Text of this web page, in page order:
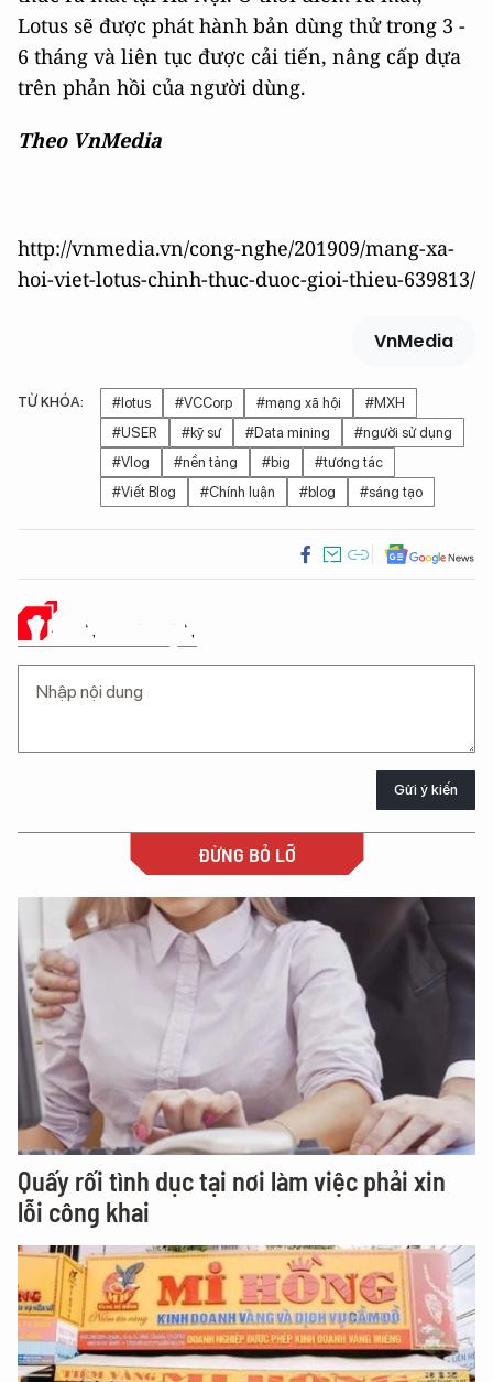
Lotus sẽ được phát hành bản dùng thử trong 3 -
6 tháng và liên tục được cải tiến, nâng cấp dựa
trên phản hồi của người dùng.
Theo VnMedia
http://vnmedia.vn/cong-nghe/201909/mang-xa-
hoi-viet-lotus-chinh-thuc-duoc-gioi-thieu-639813/
VnMedia
TỪ KHÓA: #lotus #VCCorp #mạng xã hội
#MXH
#USER
#kỹ sư #Data mining
#người sử dụng
#Vlog
#nền tảng #big
#tương tác
#Viết Blog
#Chính luận #blog #sáng tạo
Ý KIẾN CỦA BẠN
Gửi ý kiến
ĐỪNG BỎ LỠ
Quấy rối tình dục tại nơi làm việc phải xin
lỗi công khai